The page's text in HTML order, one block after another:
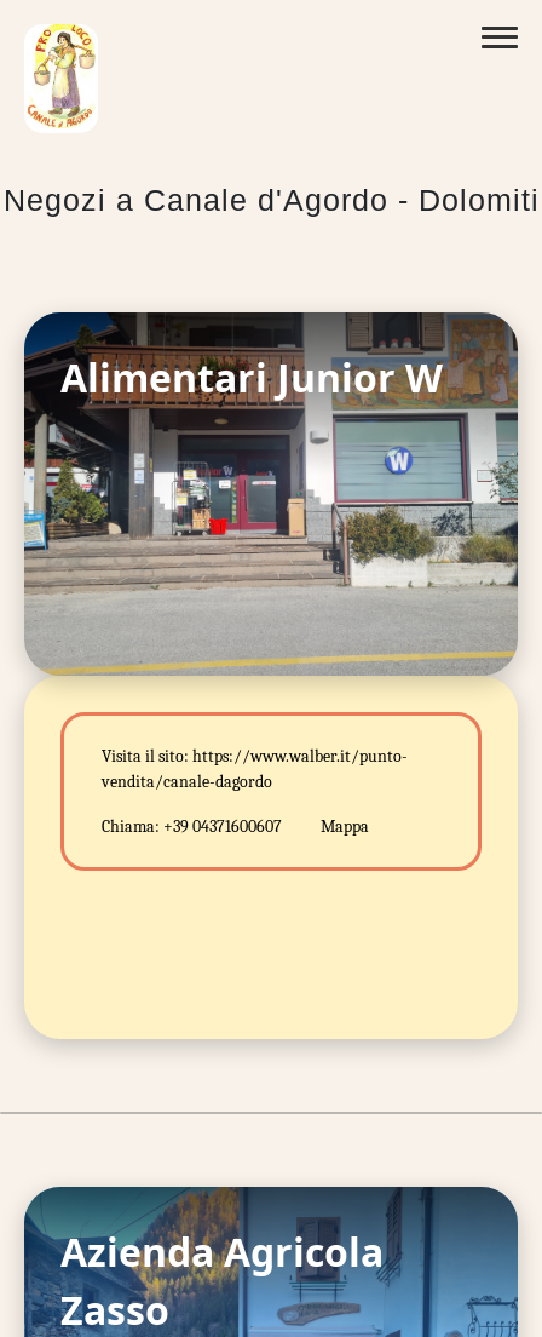
Negozi a Canale d'Agordo - Dolomiti
Alimentari Junior W
Visita il sito: https://www.walber.it/punto-
vendita/canale-dagordo
Chiama: +39 04371600607 Mappa
Azienda Agricola
Zasso